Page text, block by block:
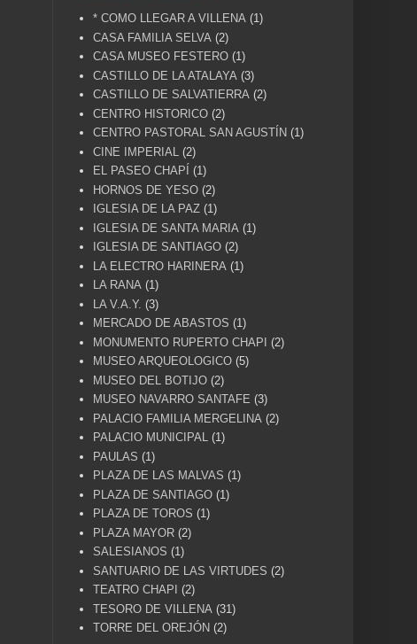
* COMO LLEGAR A VILLENA (1)
CASA FAMILIA SELVA (2)
CASA MUSEO FESTERO (1)
CASTILLO DE LA ATALAYA (3)
CASTILLO DE SALVATIERRA (2)
CENTRO HISTORICO (2)
CENTRO PASTORAL SAN AGUSTÍN (1)
CINE IMPERIAL
(2)
EL PASEO CHAPÍ
(1)
HORNOS DE YESO (2)
IGLESIA DE LA PAZ (1)
IGLESIA DE SANTA MARIA (1)
IGLESIA DE SANTIAGO (2)
LA ELECTRO HARINERA (1)
LA RANA (1)
LA V.A.Y. (3)
MERCADO DE ABASTOS (1)
MONUMENTO RUPERTO CHAPI
(2)
MUSEO ARQUEOLOGICO (5)
MUSEO DEL BOTIJO (2)
MUSEO NAVARRO SANTAFE (3)
PALACIO FAMILIA MERGELINA (2)
PALACIO MUNICIPAL (1)
PAULAS (1)
PLAZA DE LAS MALVAS (1)
PLAZA DE SANTIAGO (1)
PLAZA DE TOROS (1)
PLAZA MAYOR (2)
SALESIANOS (1)
SANTUARIO DE LAS VIRTUDES (2)
TEATRO CHAPI
(2)
TESORO DE VILLENA (31)
TORRE DEL OREJÓN (2)